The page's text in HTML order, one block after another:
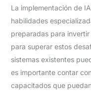
La implementación de
habilidades
preparadas para
para superar estos
sistemas existentes
es importante contar
capacitados que